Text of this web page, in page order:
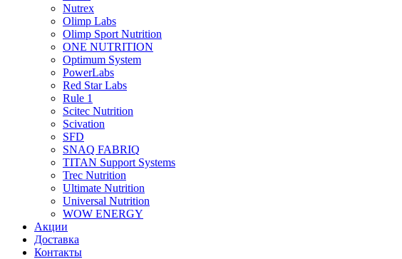
Nutrex
Olimp Labs
Olimp Sport Nutrition
ONE NUTRITION
Optimum System
PowerLabs
Red Star Labs
Rule 1
Scitec Nutrition
Scivation
SFD
SNAQ FABRIQ
TITAN Support Systems
Trec Nutrition
Ultimate Nutrition
Universal Nutrition
WOW ENERGY
Акции
Доставка
Контакты